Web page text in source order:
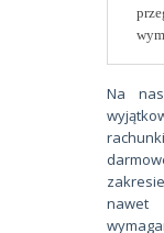
Na
nawet